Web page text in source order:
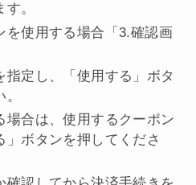
。
を使用する場合「3.確認画
指定し、「使用する」ボタ
場合は、使用するクーポン
」ボタンを押してくださ